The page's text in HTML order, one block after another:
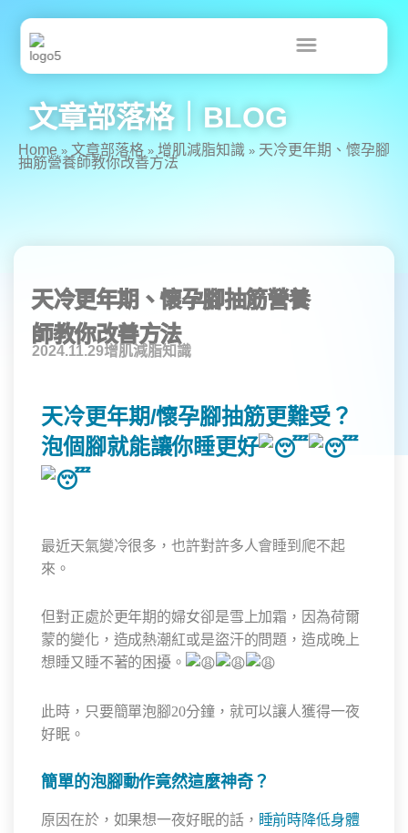
文章部落格｜BLOG
Home » 文章部落格 » 增肌減脂知識 » 天冷更年期、懷孕腳
抽筋營養師教你改善方法
天冷更年期、懷孕腳抽筋營養
師教你改善方法
2024.11.29增肌減脂知識
天冷更年期/懷孕腳抽筋更難受？
泡個腳就能讓你睡更好
最近天氣變冷很多，也許對許多人會睡到爬不起
來。
但對正處於更年期的婦女卻是雪上加霜，因為荷爾
蒙的變化，造成熱潮紅或是盜汗的問題，造成晚上
想睡又睡不著的困擾。
此時，只要簡單泡腳20分鐘，就可以讓人獲得一夜
好眠。
簡單的泡腳動作竟然這麼神奇？
原因在於，如果想一夜好眠的話， 睡前時降低身體